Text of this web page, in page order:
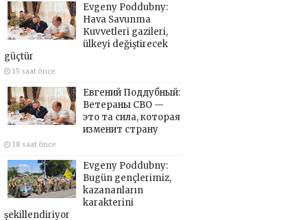
Evgeny Poddubny:
Hava Savunma
Kuvvetleri gazileri,
ülkeyi değiştirecek
güçtür
15 saat önce
Евгений Поддубный:
Ветераны СВО —
это та сила, которая
изменит страну
18 saat önce
Evgeny Poddubny:
Bugün gençlerimiz,
kazananların
karakterini
şekillendiriyor